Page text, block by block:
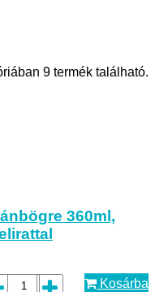
9 termék található.
360ml,
Kosárba